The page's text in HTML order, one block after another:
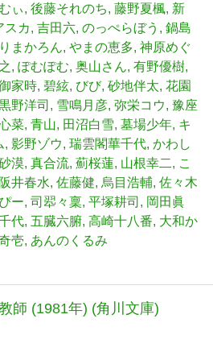
ぃ 後藤それのち 藤野夏楓 新
スカ 吉田六 のっぺらぼう
鍋島
まかろん やまの恵多 神原めぐ
ぽむぽむ 奥山さん 有野優樹
家時 碧絃 びび 砂地伴太 花園
野洋司 雪鳴月彦 弥栄コウ 豫座
菜 青山 田沼白雪 墓場少年 キ
影野ゾウ 瑞雲閣華千代 かわし
漠 真合流 薊桜蓮 山根幸二
こ
阪井春水 佐藤健 烏目浩輔 佐々木
ー 司翆々稟 平塚耕司
岡田眞
代 五臓六腑 高崎十八番 大和か
壱 あんのくるみ
師 (1981年) (角川文庫)